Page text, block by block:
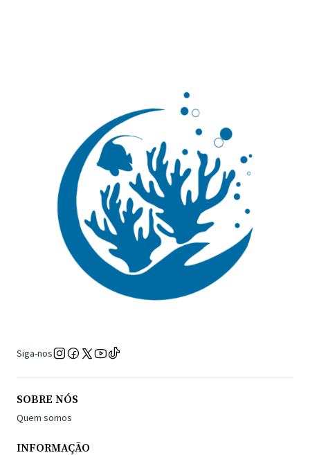
Siga-nos
SOBRE NÓS
Quem somos
INFORMAÇÃO